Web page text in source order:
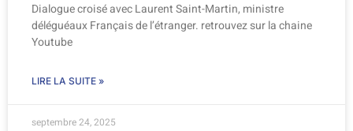
Dialogue croisé avec Laurent Saint-Martin, ministre
déléguéaux Français de l’étranger. retrouvez sur la chaine
Youtube
LIRE LA SUITE »
septembre 24, 2025